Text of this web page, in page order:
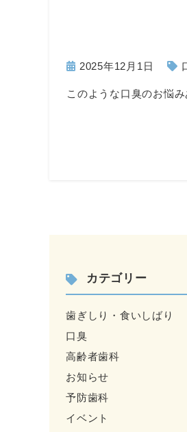
2025年12月1日
このような口臭のお悩
カテゴリー
歯ぎしり・食いしばり
口臭
高齢者歯科
お知らせ
予防歯科
イベント